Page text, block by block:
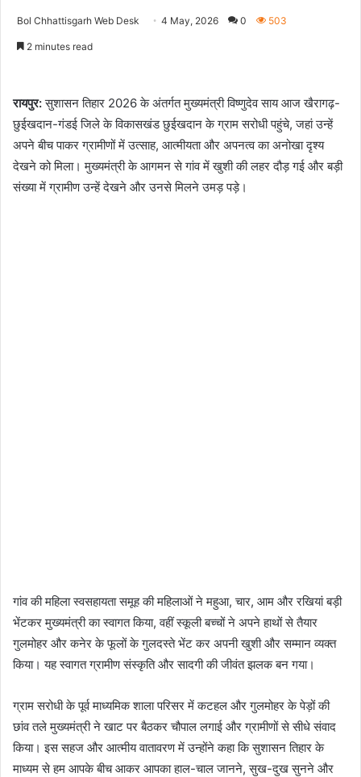
Bol Chhattisgarh Web Desk 4 May, 2026 0 503
2 minutes read
रायपुर:सुशासन तिहार 2026 के अंतर्गत मुख्यमंत्री विष्णुदेव साय आज खैरागढ़-
छुईखदान-गंडई जिले के विकासखंड छुईखदान के ग्राम सरोधी पहुंचे, जहां उन्हें
अपने बीच पाकर ग्रामीणों में उत्साह, आत्मीयता और अपनत्व का अनोखा दृश्य
देखने को मिला। मुख्यमंत्री के आगमन से गांव में खुशी की लहर दौड़ गई और बड़ी
संख्या में ग्रामीण उन्हें देखने और उनसे मिलने उमड़ पड़े।
गांव की महिला स्वसहायता समूह की महिलाओं ने महुआ, चार, आम और रखियां बड़ी
भेंटकर मुख्यमंत्री का स्वागत किया, वहीं स्कूली बच्चों ने अपने हाथों से तैयार
गुलमोहर और कनेर के फूलों के गुलदस्ते भेंट कर अपनी खुशी और सम्मान व्यक्त
किया। यह स्वागत ग्रामीण संस्कृति और सादगी की जीवंत झलक बन गया।
ग्राम सरोधी के पूर्व माध्यमिक शाला परिसर में कटहल और गुलमोहर के पेड़ों की
छांव तले मुख्यमंत्री ने खाट पर बैठकर चौपाल लगाई और ग्रामीणों से सीधे संवाद
किया। इस सहज और आत्मीय वातावरण में उन्होंने कहा कि सुशासन तिहार के
माध्यम से हम आपके बीच आकर आपका हाल-चाल जानने, सुख-दुख सुनने और